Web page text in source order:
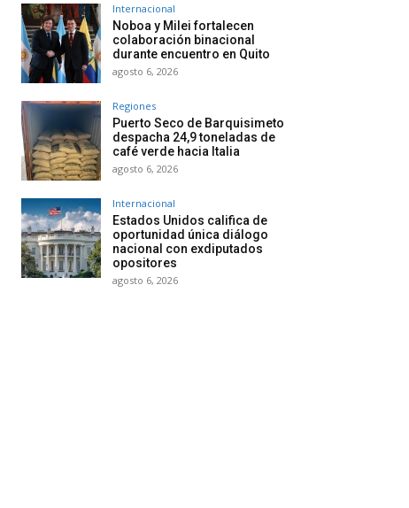
Internacional
Noboa y Milei fortalecen
colaboración binacional
durante encuentro en Quito
agosto 6, 2026
Regiones
Puerto Seco de Barquisimeto
despacha 24,9 toneladas de
café verde hacia Italia
agosto 6, 2026
Internacional
Estados Unidos califica de
oportunidad única diálogo
nacional con exdiputados
opositores
agosto 6, 2026